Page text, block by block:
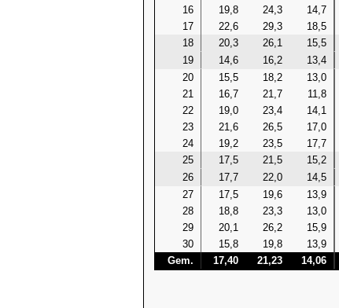
16
19,8 24,3 14,7
17
22,6 29,3 18,5
18
20,3 26,1 15,5
19
14,6 16,2 13,4
20
15,5 18,2 13,0
21
16,7 21,7 11,8
22
19,0 23,4 14,1
23
21,6 26,5 17,0
24
19,2 23,5 17,7
25
17,5 21,5 15,2
26
17,7 22,0 14,5
27
17,5 19,6 13,9
28
18,8 23,3 13,0
29
20,1 26,2 15,9
30
15,8 19,8 13,9
Gem.
17,40 21,23 14,06